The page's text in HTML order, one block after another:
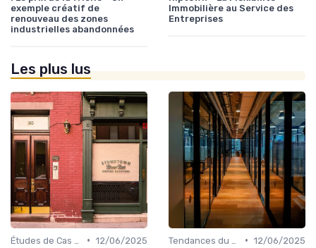
exemple créatif de
renouveau des zones
industrielles abandonnées
Immobilière au Service des
Entreprises
Les plus lus
• 12/06/2025
• 12/06/2025